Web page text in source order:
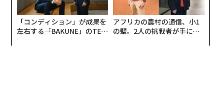
「コンディション」が成果を
左右する――「BAKUNE」のTEN
アフリカの農村の通信、小1
の壁。2人の挑戦者が手にし